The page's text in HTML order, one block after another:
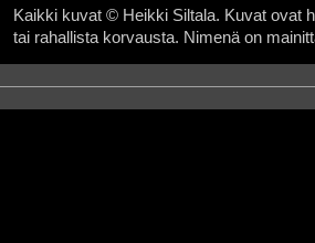
Kaikki kuvat © Heikki Siltala. Kuvat ovat
tai rahallista korvausta. Nimenä on